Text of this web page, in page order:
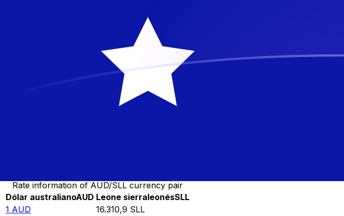
Dólar australiano
0,0000613088
0,000306544
AUD
0,000613088
0,00153272
AUD
0,00306544
0,00613088 AUD
0,0306544
Rate information of AUD/SLL currency pair
Dólar australianoAUD Leone sierraleonésSLL
1 AUD 16.310,9 SLL